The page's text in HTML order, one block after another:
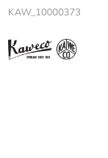
KAW_10000373